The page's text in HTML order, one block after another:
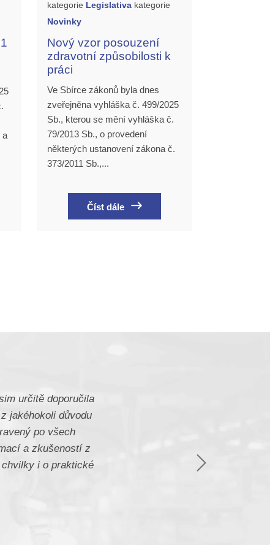
a
kategorie Legislativa kategorie
Novinky
Nový vzor posouzení
zdravotní způsobilosti k
práci
Ve Sbírce zákonů byla dnes
zveřejněna vyhláška č. 499/2025
Sb., kterou se mění vyhláška č.
79/2013 Sb., o provedení
některých ustanovení zákona č.
373/2011 Sb.,...
Číst dále
určitě doporučila
jakéhokoli důvodu
po všech
a zkušeností z
i o praktické